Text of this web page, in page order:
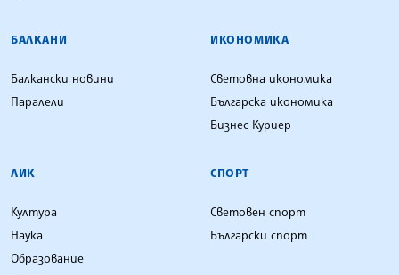
БАЛКАНИ
Балкански новини
Паралели
ИКОНОМИКА
Световна икономика
Българска икономика
Бизнес Куриер
ЛИК
Култура
Наука
Образование
СПОРТ
Световен спорт
Български спорт